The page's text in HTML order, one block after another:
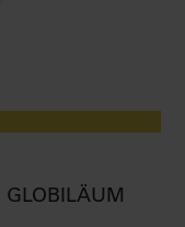
GLOBILÄUM